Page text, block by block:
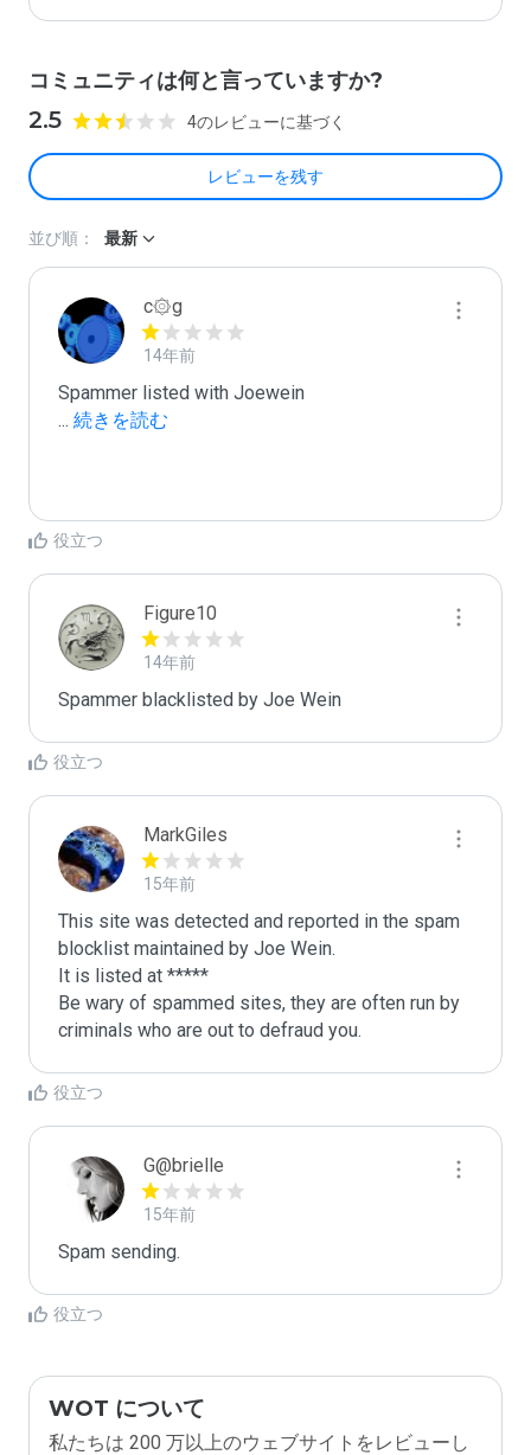
コミュニティは何と言っていますか?
2.5 4のレビューに基づく
レビューを残す
並び順： 最新
c۞g
14年前
... 続きを読む
役立つ
Figure10
14年前
Spammer blacklisted by Joe Wein
役立つ
MarkGiles
15年前
This site was detected and reported in the spam
blocklist maintained by Joe Wein.
It is listed at *****
Be wary of spammed sites, they are often run by
criminals who are out to defraud you.
役立つ
G@brielle
15年前
Spam sending.
役立つ
WOT について
私たちは 200 万以上のウェブサイトをレビューし